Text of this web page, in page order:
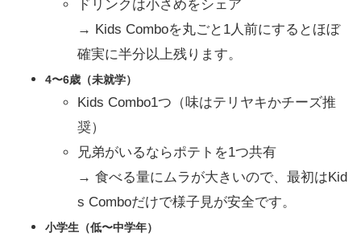
ドリンクは小さめをシェア
→ Kids Comboを丸ごと1人前にするとほぼ
確実に半分以上残ります。
4〜6歳（未就学）
Kids Combo1つ（味はテリヤキかチーズ推
奨）
兄弟がいるならポテトを1つ共有
→ 食べる量にムラが大きいので、最初はKid
s Comboだけで様子見が安全です。
小学生（低〜中学年）